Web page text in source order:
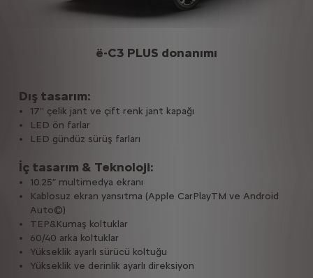
ë-C3 PLUS donanımı
Dış tasarım:
17'' çelik jant ve çift renk jant kapağı
LED ön farlar
LED gündüz sürüş farları
İç tasarım & Teknoloji:
10.25” multimedya ekranı
Kablosuz ekran yansıtma (Apple CarPlayTM ve Android
Auto©)
TEP&Kumaş koltuklar
60/40 arka koltuklar
Yükseklik ayarlı sürücü koltuğu
Yükseklik ve derinlik ayarlı direksiyon